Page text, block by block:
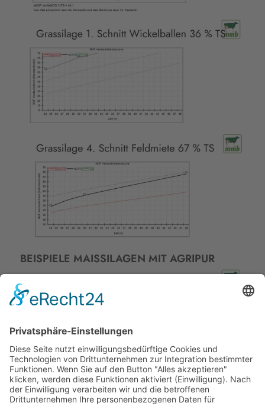
BEISPIELE MAISSILAGEN MIT AGRIPUR